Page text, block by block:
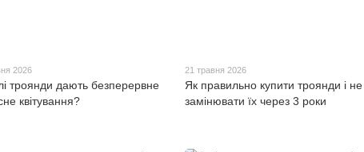
2026
троянди дають безперервне
квітування?
21 травня 2026
Як правильно купити троянди і не
замінювати їх через 3 роки